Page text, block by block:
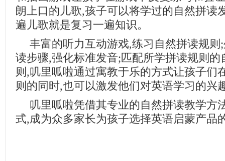
朗上口的儿歌,孩子可以将学过的自然拼读
遍儿歌就是复习一遍知识。
丰富的听力互动游戏,练习自然拼读规
读步骤,强化标准发音;匹配所学拼读规则
则,叽里呱啦通过寓教于乐的方式让孩子们
则的同时,也可以激发他们对英语学习的兴
叽里呱啦凭借其专业的自然拼读教学方
式,成为众多家长为孩子选择英语启蒙产品